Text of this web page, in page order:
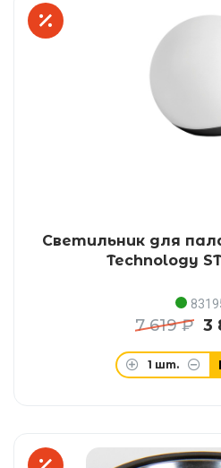
Светильник для
Technology
7 619 ₽ 3
1 шт.